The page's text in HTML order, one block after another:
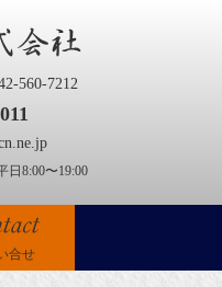
560-7212
日8:00〜19:00
合せ